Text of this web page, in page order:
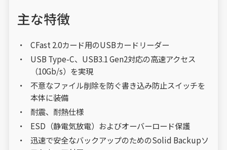
主な特徴
CFast 2.0カード用のUSBカードリーダー
USB Type-C、USB3.1 Gen2対応の高速アクセス
（10Gb/s）を実現
不意なファイル削除を防ぐ書き込み防止スイッチを
本体に装備
耐震、耐熱仕様
ESD（静電気放電）およびオーバーロード保護
迅速で安全なバックアップのためのSolid Backupソ